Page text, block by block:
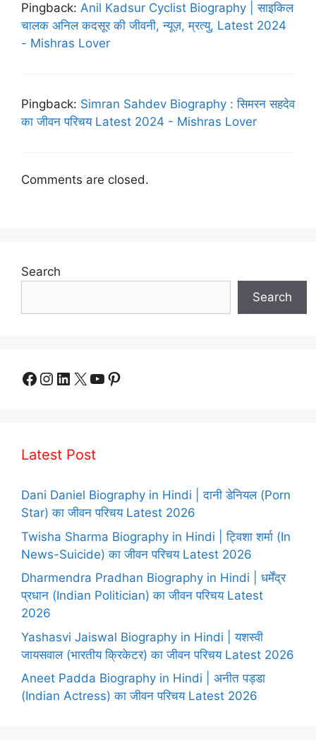
Pingback: Anil Kadsur Cyclist Biography | साइकिल
चालक अनिल कदसूर की जीवनी, न्यूज़, म्रत्यु, Latest 2024
- Mishras Lover
Pingback: Simran Sahdev Biography : सिमरन सहदेव
का जीवन परिचय Latest 2024 - Mishras Lover
Comments are closed.
Search
Search
Facebook
Instagram
LinkedIn
X YouTube
Pinterest
Latest Post
Dani Daniel Biography in Hindi | दानी डेनियल (Porn
Star) का जीवन परिचय Latest 2026
Twisha Sharma Biography in Hindi | ट्विशा शर्मा (In
News-Suicide) का जीवन परिचय Latest 2026
Dharmendra Pradhan Biography in Hindi | धर्मेंद्र
प्रधान (Indian Politician) का जीवन परिचय Latest
2026
Yashasvi Jaiswal Biography in Hindi | यशस्वी
जायसवाल (भारतीय क्रिकेटर) का जीवन परिचय Latest 2026
Aneet Padda Biography in Hindi | अनीत पड्डा
(Indian Actress) का जीवन परिचय Latest 2026